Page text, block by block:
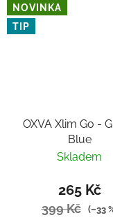
NOVINKA
TIP
OXVA Xlim Go -
Blue
Skladem
265 Kč
399 Kč (–33